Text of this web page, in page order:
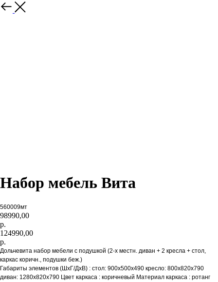
Набор мебель Вита
560009мт
98990,00
р.
124990,00
р.
Дольчевита набор мебели с подушкой (2-х местн. диван + 2 кресла + стол,
каркас коричн., подушки беж.)
Габариты элементов (ШхГ/ДхВ) : стол: 900х500х490 кресло: 800х820х790
диван: 1280х820х790 Цвет каркаса : коричневый Материал каркаса : ротанг